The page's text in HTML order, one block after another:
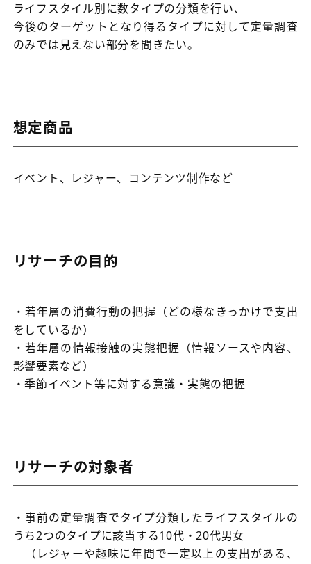
ライフスタイル別に数タイプの分類を行い、
今後のターゲットとなり得るタイプに対して定量調査
のみでは見えない部分を聞きたい。
想定商品
イベント、レジャー、コンテンツ制作など
リサーチの目的
・若年層の消費行動の把握（どの様なきっかけで支出
をしているか）
・若年層の情報接触の実態把握（情報ソースや内容、
影響要素など）
・季節イベント等に対する意識・実態の把握
リサーチの対象者
・事前の定量調査でタイプ分類したライフスタイルの
うち2つのタイプに該当する10代・20代男女
（レジャーや趣味に年間で一定以上の支出がある、